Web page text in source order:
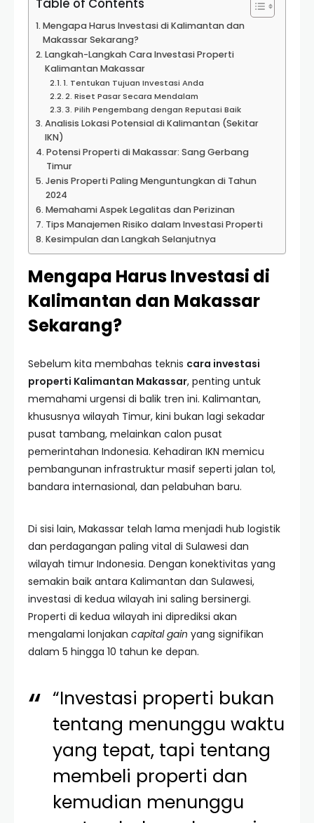
Table of Contents
Mengapa Harus Investasi di Kalimantan dan
Makassar Sekarang?
Langkah-Langkah Cara Investasi Properti
Kalimantan Makassar
1. Tentukan Tujuan Investasi Anda
2. Riset Pasar Secara Mendalam
3. Pilih Pengembang dengan Reputasi Baik
Analisis Lokasi Potensial di Kalimantan (Sekitar
IKN)
Potensi Properti di Makassar: Sang Gerbang
Timur
Jenis Properti Paling Menguntungkan di Tahun
2024
Memahami Aspek Legalitas dan Perizinan
Tips Manajemen Risiko dalam Investasi Properti
Kesimpulan dan Langkah Selanjutnya
Mengapa Harus Investasi di
Kalimantan dan Makassar
Sekarang?
Sebelum kita membahas teknis cara investasi
properti Kalimantan Makassar, penting untuk
memahami urgensi di balik tren ini. Kalimantan,
khususnya wilayah Timur, kini bukan lagi sekadar
pusat tambang, melainkan calon pusat
pemerintahan Indonesia. Kehadiran IKN memicu
pembangunan infrastruktur masif seperti jalan tol,
bandara internasional, dan pelabuhan baru.
Di sisi lain, Makassar telah lama menjadi hub logistik
dan perdagangan paling vital di Sulawesi dan
wilayah timur Indonesia. Dengan konektivitas yang
semakin baik antara Kalimantan dan Sulawesi,
investasi di kedua wilayah ini saling bersinergi.
Properti di kedua wilayah ini diprediksi akan
mengalami lonjakan capital gain yang signifikan
dalam 5 hingga 10 tahun ke depan.
“Investasi properti bukan
tentang menunggu waktu
yang tepat, tapi tentang
membeli properti dan
kemudian menunggu